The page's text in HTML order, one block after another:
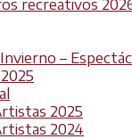
recreativos
Invierno –
2025
2024